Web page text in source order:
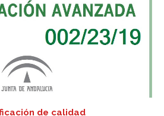
de calidad